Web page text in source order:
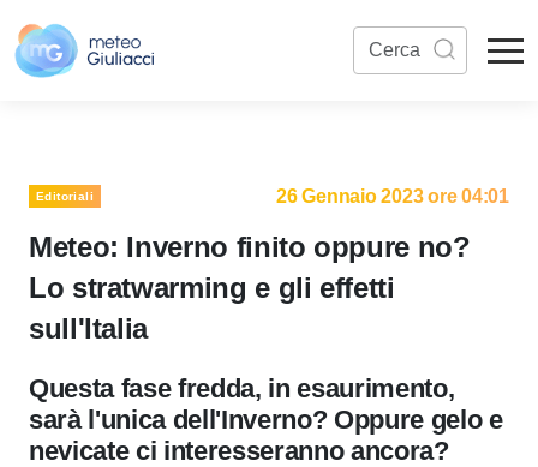
Editoriali 26 Gennaio 2023 ore 04:01
Meteo: Inverno finito oppure no?
Lo stratwarming e gli effetti
sull'Italia
Questa fase fredda, in esaurimento,
sarà l'unica dell'Inverno? Oppure gelo e
nevicate ci interesseranno ancora?